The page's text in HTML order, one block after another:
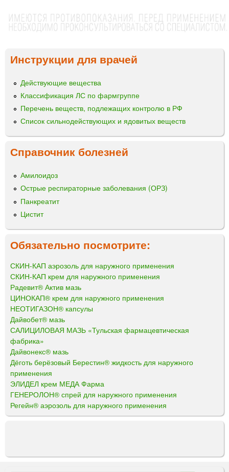
Инструкции для врачей
Действующие вещества
Классификация ЛС по фармгруппе
Перечень веществ, подлежащих контролю в РФ
Список сильнодействующих и ядовитых веществ
Справочник болезней
Амилоидоз
Острые респираторные заболевания (ОРЗ)
Панкреатит
Цистит
Обязательно посмотрите:
СКИН-КАП аэрозоль для наружного применения
СКИН-КАП крем для наружного применения
Радевит® Актив мазь
ЦИНОКАП® крем для наружного применения
НЕОТИГАЗОН® капсулы
Дайвобет® мазь
САЛИЦИЛОВАЯ МАЗЬ «Тульская фармацевтическая
фабрика»
Дайвонекс® мазь
Дёготь берёзовый Берестин® жидкость для наружного
применения
ЭЛИДЕЛ крем МЕДА Фарма
ГЕНЕРОЛОН® спрей для наружного применения
Регейн® аэрозоль для наружного применения